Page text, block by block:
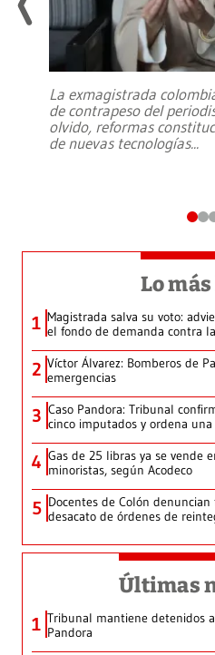
La exmagistrada
de contrapeso del
olvido, reformas
de nuevas tecnologías...
Lo
1 Magistrada salva su voto:
el fondo de demanda contra
2 Víctor Álvarez: Bomberos de
emergencias
3 Caso Pandora: Tribunal
cinco imputados y ordena
4 Gas de 25 libras ya se vende
minoristas, según Acodeco
5 Docentes de Colón
desacato de órdenes de
Últimas
1 Tribunal mantiene detenidos
Pandora